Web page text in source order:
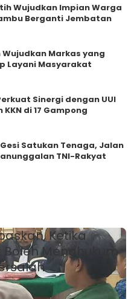
Wujudkan Impian Warga
Berganti Jembatan
Wujudkan Markas yang
Layani Masyarakat
Sinergi dengan UUI
di 17 Gampong
Satukan Tenaga, Jalan
TNI-Rakyat